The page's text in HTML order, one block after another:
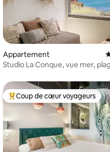
sur la base de 4
Appartement
Studio La Conque, vue mer,
Coups de cœur voyageurs les
Coup de cœur voyageurs